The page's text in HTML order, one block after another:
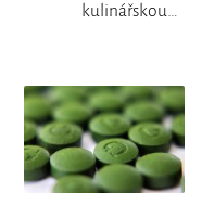
kulinářskou…